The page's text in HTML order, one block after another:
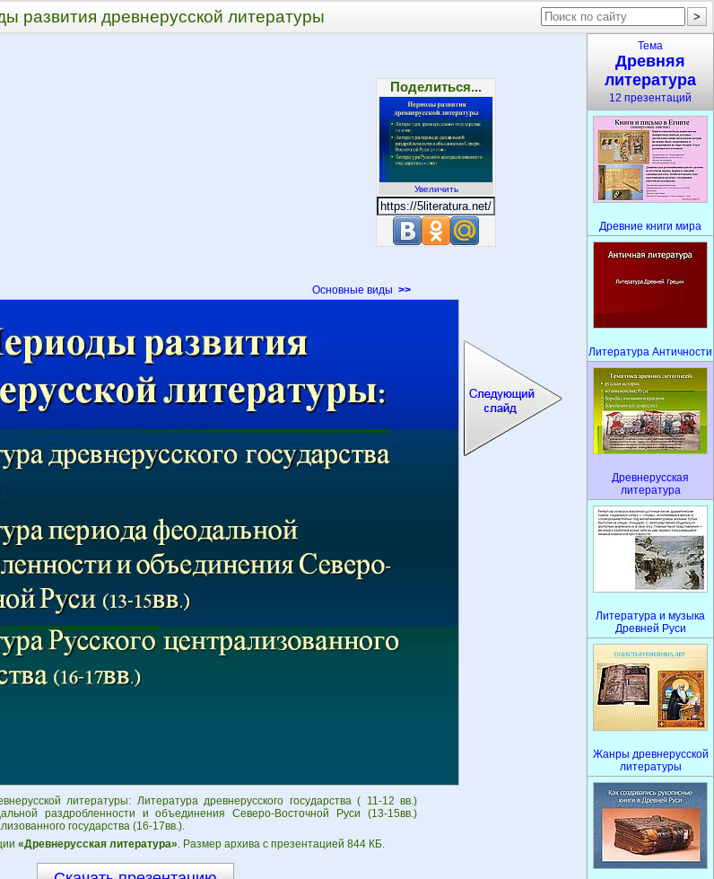
развития древнерусской литературы
Поделиться...
Увеличить
Основные виды >>
литературы: Литература древнерусского государства ( 11-12 вв.)
раздробленности и объединения Северо-Восточной Руси (13-15вв.)
государства (16-17вв.).
«Древнерусская литература». Размер архива с презентацией 844 КБ.
Тема
Древняя
литература
12 презентаций
Древние книги мира
Литература Античности
Древнерусская
литература
Литература и музыка
Древней Руси
Жанры древнерусской
литературы